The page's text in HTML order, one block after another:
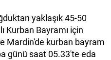
yaklaşık 45-50
Kurban Bayramı için
Mardin'de kurban bayram
günü saat 05.33'te eda